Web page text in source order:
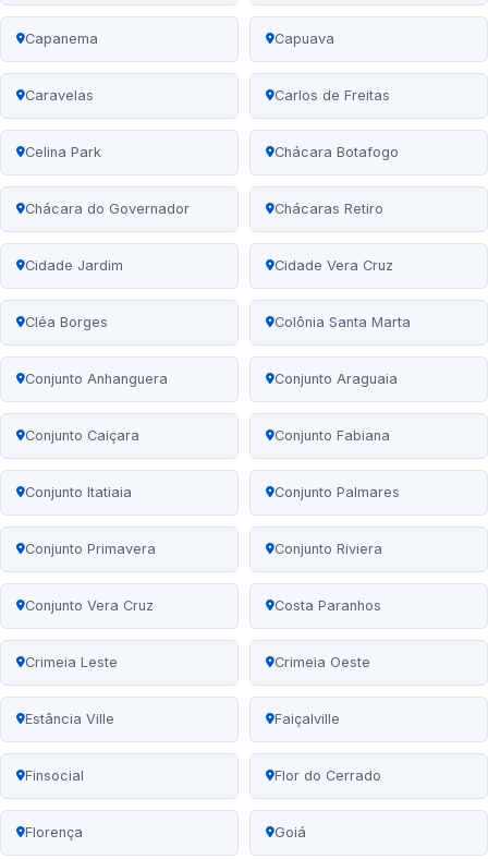
Capanema Capuava
Caravelas Carlos de Freitas
Celina Park Chácara Botafogo
Chácara do Governador Chácaras Retiro
Cidade Jardim Cidade Vera Cruz
Cléa Borges Colônia Santa Marta
Conjunto Anhanguera Conjunto Araguaia
Conjunto Caiçara Conjunto Fabiana
Conjunto Itatiaia Conjunto Palmares
Conjunto Primavera Conjunto Riviera
Conjunto Vera Cruz Costa Paranhos
Crimeia Leste Crimeia Oeste
Estância Ville Faiçalville
Finsocial Flor do Cerrado
Florença Goiá